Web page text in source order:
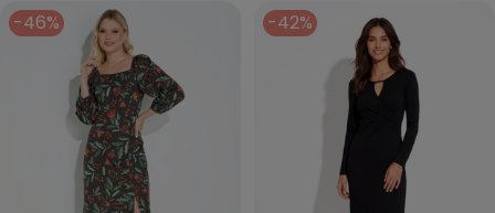
-46%
-42%